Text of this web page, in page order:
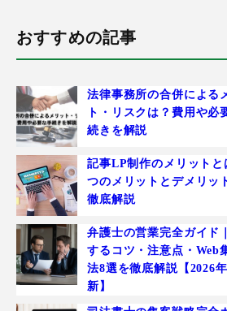
おすすめの記事
法律事務所の合併による
ト・リスクは？費用や必
続きを解説
記事LP制作のメリットと
つのメリットとデメリッ
徹底解説
弁護士の営業完全ガイド
するコツ・注意点・Web
法8選を徹底解説【2026
新】